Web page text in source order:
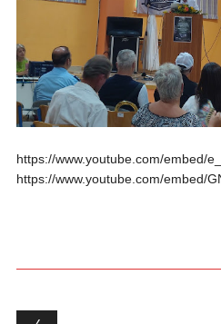
https://www.youtube.com/embed/
https://www.youtube.com/embed/